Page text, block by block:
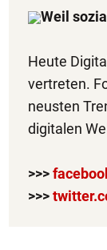
Weil
Heute
vertreten.
neusten
digitalen
>>>
>>>